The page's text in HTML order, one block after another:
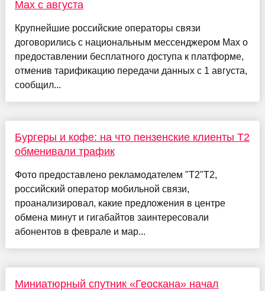
Max с августа
Крупнейшие российские операторы связи
договорились с национальным мессенджером Max о
предоставлении бесплатного доступа к платформе,
отменив тарификацию передачи данных с 1 августа,
сообщил...
Бургеры и кофе: на что пензенские клиенты T2
обменивали трафик
Фото предоставлено рекламодателем "Т2"T2,
российский оператор мобильной связи,
проанализировал, какие предложения в центре
обмена минут и гигабайтов заинтересовали
абонентов в феврале и мар...
Миниатюрный спутник «Геоскана» начал